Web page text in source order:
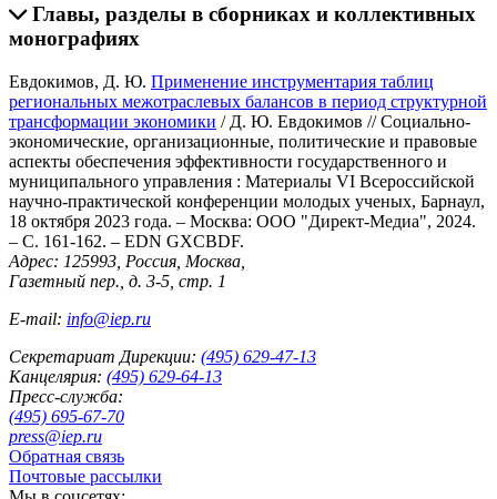
Главы, разделы в сборниках и коллективных
монографиях
Евдокимов, Д. Ю. Применение инструментария таблиц
региональных межотраслевых балансов в период структурной
трансформации экономики / Д. Ю. Евдокимов // Социально-
экономические, организационные, политические и правовые
аспекты обеспечения эффективности государственного и
муниципального управления : Материалы VI Всероссийской
научно-практической конференции молодых ученых, Барнаул,
18 октября 2023 года. – Москва: ООО "Директ-Медиа", 2024.
– С. 161-162. – EDN GXCBDF.
Адрес: 125993, Россия, Москва,
Газетный пер., д. 3-5, стр. 1
E-mail: info@iep.ru
Секретариат Дирекции: (495) 629-47-13
Канцелярия: (495) 629-64-13
Пресс-служба:
(495) 695-67-70
press@iep.ru
Обратная связь
Почтовые рассылки